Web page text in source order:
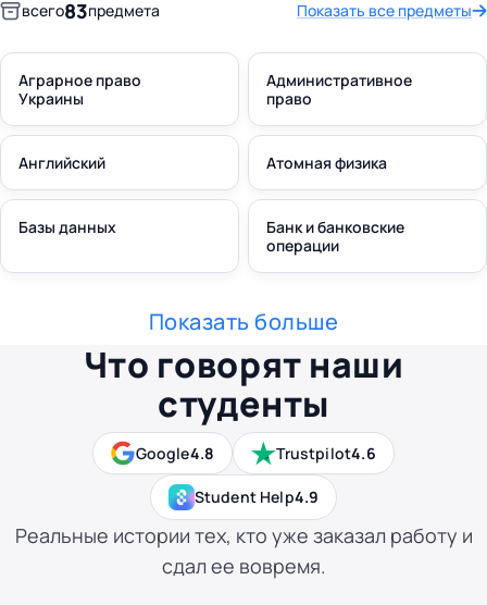
всего83предмета Показать все предметы
Аграрное право
Украины
Административное
право
Английский Атомная физика
Базы данных
Банк и банковские
операции
Показать больше
Google4.8 Trustpilot4.6
Student Help4.9
Что говорят наши
студенты
Реальные истории тех, кто уже заказал работу и
сдал ее вовремя.